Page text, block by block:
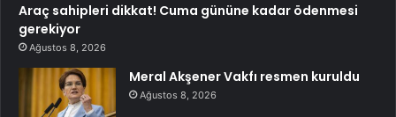
Araç sahipleri dikkat! Cuma gününe kadar ödenmesi
gerekiyor
Ağustos 8, 2026
Meral Akşener Vakfı resmen kuruldu
Ağustos 8, 2026